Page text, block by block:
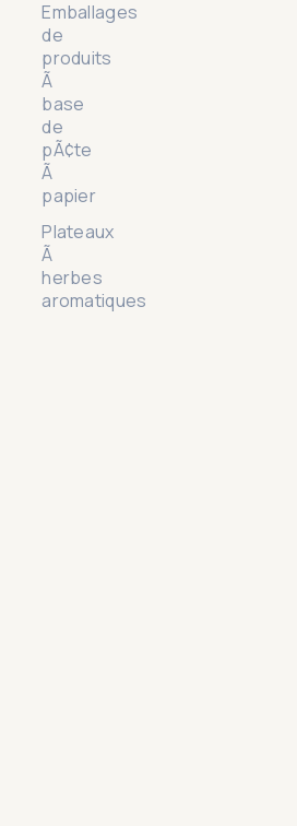
Emballages
de
produits
Ã
base
de
pÃ¢te
Ã
papier
Plateaux
Ã
herbes
aromatiques